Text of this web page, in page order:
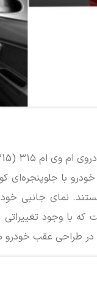
با
نمای جانبی
با وجود